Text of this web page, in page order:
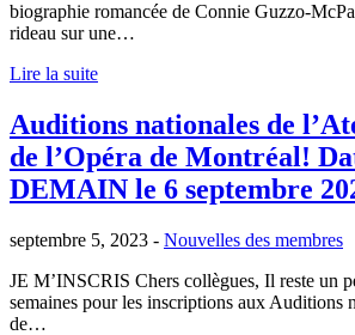
biographie romancée de Connie Guzzo-
rideau sur une…
Lire la suite
Auditions nationales de
de l’Opéra de Montréal!
DEMAIN le 6 septembre
septembre 5, 2023 - Nouvelles des membres
JE M’INSCRIS Chers collègues, Il reste un
semaines pour les inscriptions aux Auditions
de…